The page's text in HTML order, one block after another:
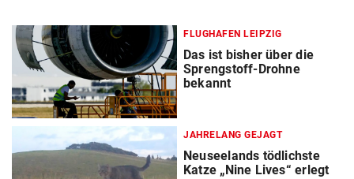
FLUGHAFEN LEIPZIG
Das ist bisher über die
Sprengstoff-Drohne
bekannt
JAHRELANG GEJAGT
Neuseelands tödlichste
Katze „Nine Lives“ erlegt